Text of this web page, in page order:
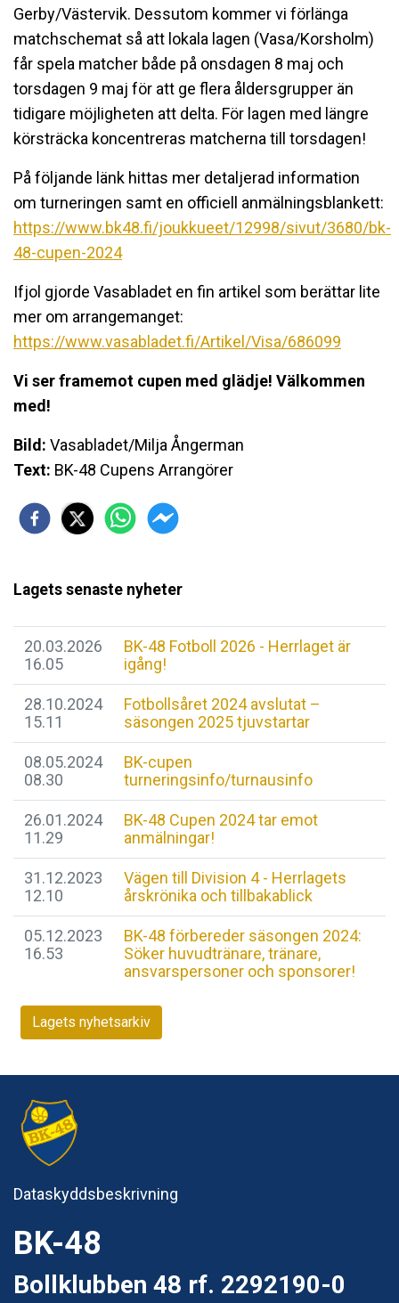
Gerby/Västervik. Dessutom kommer vi förlänga
matchschemat så att lokala lagen (Vasa/Korsholm)
får spela matcher både på onsdagen 8 maj och
torsdagen 9 maj för att ge flera åldersgrupper än
tidigare möjligheten att delta. För lagen med längre
körsträcka koncentreras matcherna till torsdagen!
På följande länk hittas mer detaljerad information
om turneringen samt en officiell anmälningsblankett:
https://www.bk48.fi/joukkueet/12998/sivut/3680/bk-
48-cupen-2024
Ifjol gjorde Vasabladet en fin artikel som berättar lite
mer om arrangemanget:
https://www.vasabladet.fi/Artikel/Visa/686099
Vi ser framemot cupen med glädje! Välkommen
med!
Bild: Vasabladet/Milja Ångerman
Text: BK-48 Cupens Arrangörer
Lagets senaste nyheter
20.03.2026
16.05
BK-48 Fotboll 2026 - Herrlaget är
igång!
28.10.2024
15.11
Fotbollsåret 2024 avslutat –
säsongen 2025 tjuvstartar
08.05.2024
08.30
BK-cupen
turneringsinfo/turnausinfo
26.01.2024
11.29
BK-48 Cupen 2024 tar emot
anmälningar!
31.12.2023
12.10
Vägen till Division 4 - Herrlagets
årskrönika och tillbakablick
05.12.2023
16.53
BK-48 förbereder säsongen 2024:
Söker huvudtränare, tränare,
ansvarspersoner och sponsorer!
Lagets nyhetsarkiv
Dataskyddsbeskrivning
BK-48
Bollklubben 48 rf. 2292190-0